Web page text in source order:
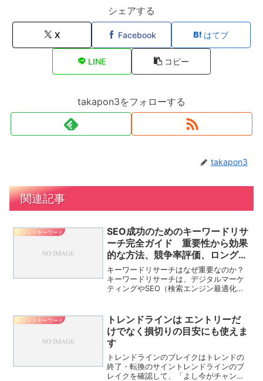
シェアする
X Facebook はてブ
LINE コピー
takapon3をフォローする
takapon3
関連記事
トレンドキーワード
SEO成功のためのキーワードリサ
ーチ完全ガイド 重要性から効果
的な方法、競争率評価、ロングテ
ール活用まで
キーワードリサーチはなぜ重要なのか？
キーワードリサーチは、デジタルマーケ
ティングやSEO（検索エンジン最適化）
なのか、そしてその根拠について詳しく
説明します。1. ター...
トレンドキーワード
トレンドラインは エントリーだ
けでなく損切りの目安にも使えま
す
トレンドラインのブレイクはトレンドの
終了・転換のサイントレンドラインのブ
レイクを確認して、「よし今がチャンス